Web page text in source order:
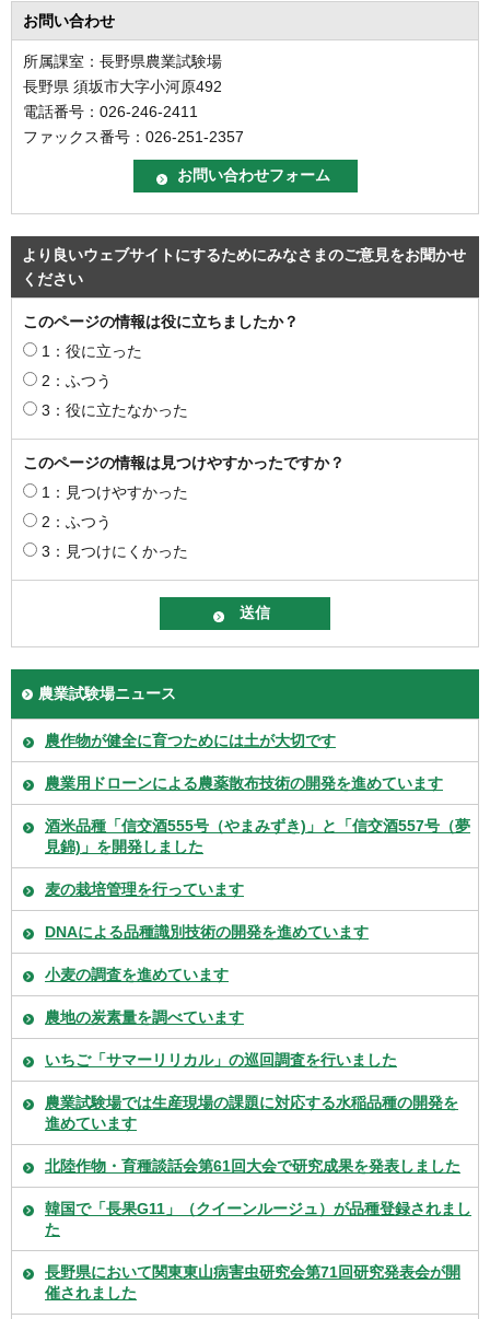
お問い合わせ
所属課室：長野県農業試験場
長野県 須坂市大字小河原492
電話番号：026-246-2411
ファックス番号：026-251-2357
より良いウェブサイトにするためにみなさまのご意見をお聞かせ
ください
このページの情報は役に立ちましたか？
1：役に立った
2：ふつう
3：役に立たなかった
このページの情報は見つけやすかったですか？
1：見つけやすかった
2：ふつう
3：見つけにくかった
農業試験場ニュース
農作物が健全に育つためには土が大切です
農業用ドローンによる農薬散布技術の開発を進めています
酒米品種「信交酒555号（やまみずき)」と「信交酒557号（夢
見錦)」を開発しました
麦の栽培管理を行っています
DNAによる品種識別技術の開発を進めています
小麦の調査を進めています
農地の炭素量を調べています
いちご「サマーリリカル」の巡回調査を行いました
農業試験場では生産現場の課題に対応する水稲品種の開発を
進めています
北陸作物・育種談話会第61回大会で研究成果を発表しました
韓国で「長果G11」（クイーンルージュ）が品種登録されまし
た
長野県において関東東山病害虫研究会第71回研究発表会が開
催されました